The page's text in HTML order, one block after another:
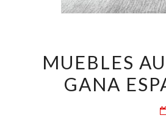
MUEBLES
GANA